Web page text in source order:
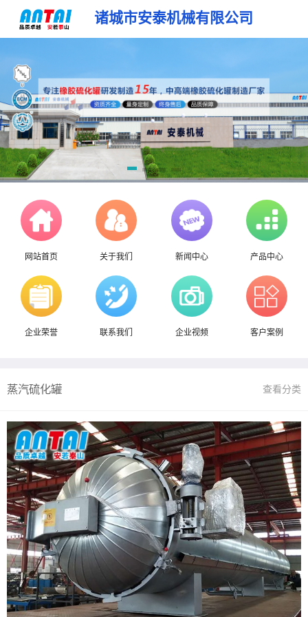
诸城市安泰机械有限公司
网站首页 关于我们 新闻中心 产品中心
企业荣誉 联系我们 企业视频 客户案例
蒸汽硫化罐 查看分类